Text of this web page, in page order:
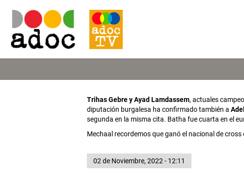
Trihas Gebre y Ayad Lamdassem, actuales
diputación burgalesa ha confirmado también a
segunda en la misma cita. Batha fue cuarta en el
Mechaal recordemos que ganó el nacional de
02 de Noviembre, 2022 - 12:11